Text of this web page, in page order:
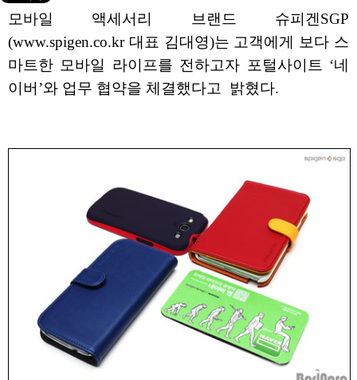
모바일 액세서리 브랜드 슈피겐SGP
(www.spigen.co.kr 대표 김대영)는 고객에게 보다 스
마트한 모바일 라이프를 전하고자 포털사이트 ‘네
이버’와 업무 협약을 체결했다고 밝혔다.